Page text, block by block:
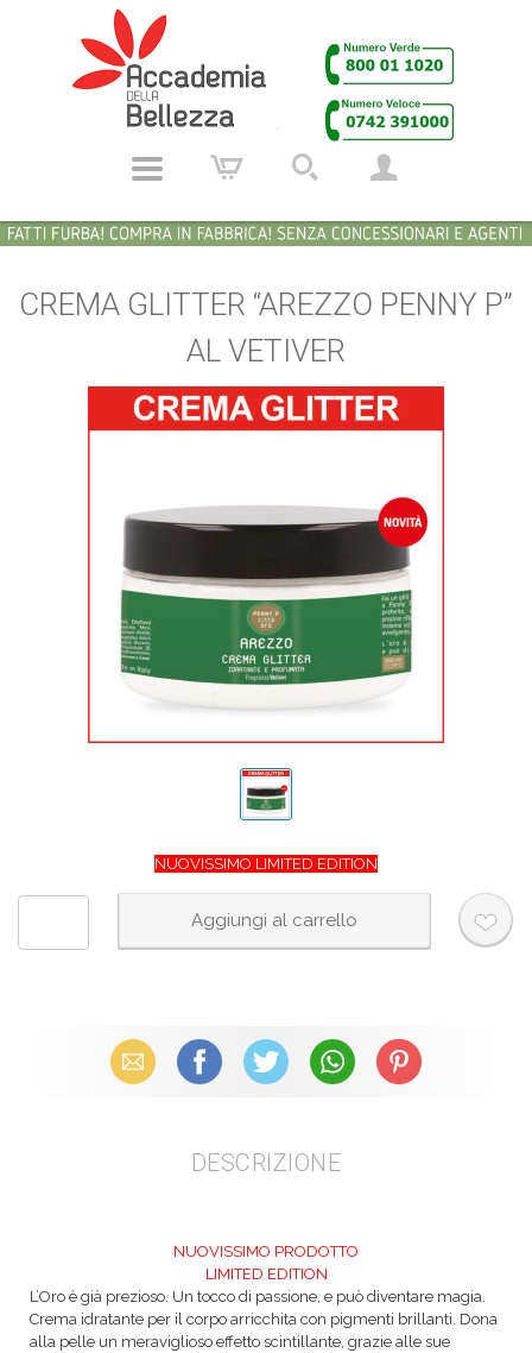
CREMA GLITTER “AREZZO PENNY P”
AL VETIVER
NUOVISSIMO LIMITED EDITION
Email Facebook X (Twitter) WhatsAppPinterest
DESCRIZIONE
NUOVISSIMO PRODOTTO
LIMITED EDITION
L’Oro è già prezioso. Un tocco di passione, e può diventare magia.
Crema idratante per il corpo arricchita con pigmenti brillanti. Dona
alla pelle un meraviglioso effetto scintillante, grazie alle sue